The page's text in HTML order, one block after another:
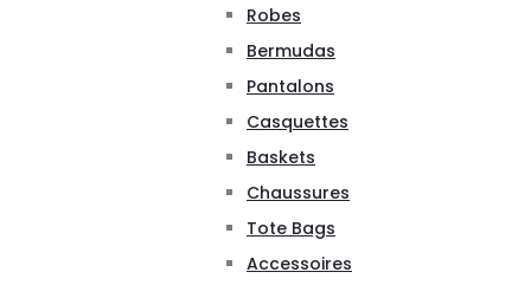
Robes
Bermudas
Pantalons
Casquettes
Baskets
Chaussures
Tote Bags
Accessoires